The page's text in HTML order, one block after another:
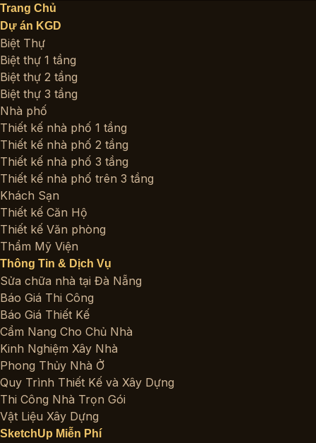
Trang Chủ
Dự án KGD
Biệt Thự
Biệt thự 1 tầng
Biệt thự 2 tầng
Biệt thự 3 tầng
Nhà phố
Thiết kế nhà phố 1 tầng
Thiết kế nhà phố 2 tầng
Thiết kế nhà phố 3 tầng
Thiết kế nhà phố trên 3 tầng
Khách Sạn
Thiết kế Căn Hộ
Thiết kế Văn phòng
Thẩm Mỹ Viện
Thông Tin & Dịch Vụ
Sửa chữa nhà tại Đà Nẵng
Báo Giá Thi Công
Báo Giá Thiết Kế
Cẩm Nang Cho Chủ Nhà
Kinh Nghiệm Xây Nhà
Phong Thủy Nhà Ở
Quy Trình Thiết Kế và Xây Dựng
Thi Công Nhà Trọn Gói
Vật Liệu Xây Dựng
SketchUp Miễn Phí